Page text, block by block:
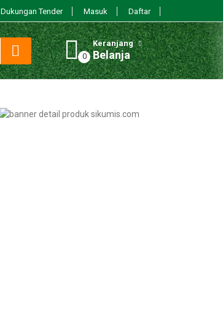
Dukungan Tender Masuk Daftar
Keranjang
Belanja